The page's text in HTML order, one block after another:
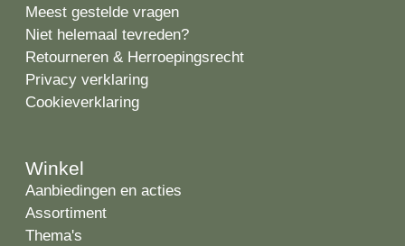
Meest gestelde vragen
Niet helemaal tevreden?
Retourneren & Herroepingsrecht
Privacy verklaring
Cookieverklaring
Winkel
Aanbiedingen en acties
Assortiment
Thema's